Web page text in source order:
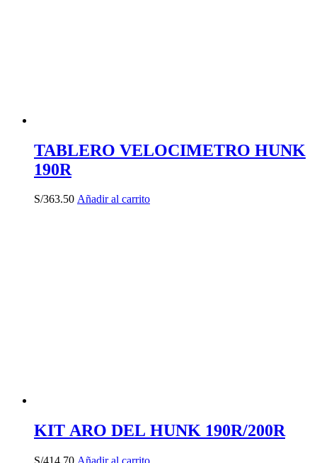
TABLERO VELOCIMETRO HUNK
190R
S/363.50 Añadir al carrito
KIT ARO DEL HUNK 190R/200R